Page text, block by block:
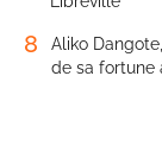
8
Aliko
de sa fortune